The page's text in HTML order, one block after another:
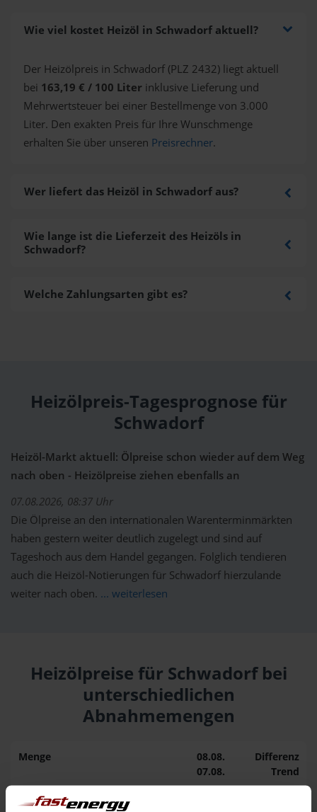
Wie viel kostet Heizöl in Schwadorf aktuell?
Der Heizölpreis in Schwadorf (PLZ 2432) liegt aktuell
bei 163,19 € / 100 Liter inklusive Lieferung und
Mehrwertsteuer bei einer Bestellmenge von 3.000
Liter. Den exakten Preis für Ihre Wunschmenge
erhalten Sie über unseren Preisrechner.
Wer liefert das Heizöl in Schwadorf aus?
Wie lange ist die Lieferzeit des Heizöls in
Schwadorf?
Welche Zahlungsarten gibt es?
Heizölpreis-Tagesprognose für
Schwadorf
Heizöl-Markt aktuell: Ölpreise schon wieder auf dem Weg
nach oben - Heizölpreise ziehen ebenfalls an
07.08.2026, 08:37 Uhr
Die Ölpreise an den internationalen Warenterminmärkten
haben gestern weiter deutlich zugelegt und sind auf
Tageshoch aus dem Handel gegangen. Folglich tendieren
auch die Heizöl-Notierungen für Schwadorf hierzulande
weiter nach oben. ... weiterlesen
Heizölpreise für Schwadorf bei
unterschiedlichen
Abnahmemengen
Menge
08.08.
07.08.
Differenz
Trend
1.000 Liter